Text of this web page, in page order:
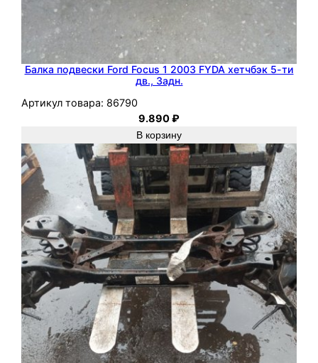
Балка подвески Ford Focus 1 2003 FYDA хетчбэк 5-ти
дв., Задн.
Артикул товара: 86790
9.890₽
В корзину